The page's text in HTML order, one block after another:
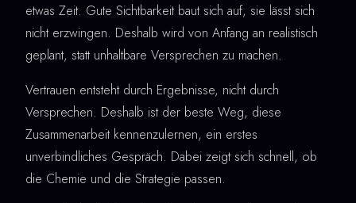
etwas Zeit. Gute Sichtbarkeit baut sich auf, sie lässt sich
nicht erzwingen. Deshalb wird von Anfang an realistisch
geplant, statt unhaltbare Versprechen zu machen.
Vertrauen entsteht durch Ergebnisse, nicht durch
Versprechen. Deshalb ist der beste Weg, diese
Zusammenarbeit kennenzulernen, ein erstes
unverbindliches Gespräch. Dabei zeigt sich schnell, ob
die Chemie und die Strategie passen.